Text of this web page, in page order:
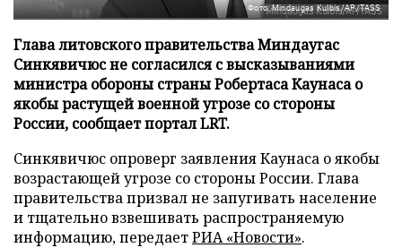
Фото: Mindaugas Kulbis/AP/TASS
Глава литовского правительства Миндаугас
Синкявичюс не согласился с высказываниями
министра обороны страны Робертаса Каунаса о
якобы растущей военной угрозе со стороны
России, сообщает портал LRT.
Синкявичюс опроверг заявления Каунаса о якобы
возрастающей угрозе со стороны России. Глава
правительства призвал не запугивать население
и тщательно взвешивать распространяемую
информацию, передаетРИА «Новости».